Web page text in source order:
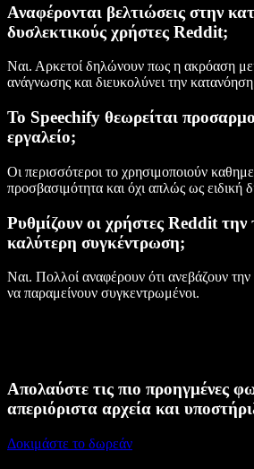
Αναφέρονται βελτιώσεις στην
δυσλεκτικούς χρήστες Reddit;
Ναι. Αρκετοί δηλώνουν πως η ακρόαση
ανάγνωσης και διευκολύνει την
Το Speechify θεωρείται
εργαλείο;
Οι περισσότεροι το χρησιμοποιούν
προσβασιμότητα και όχι απλώς ως ειδική
Ρυθμίζουν οι χρήστες Reddit την
καλύτερη συγκέντρωση;
Ναι. Πολλοί αναφέρουν ότι ανεβάζουν την
να παραμείνουν συγκεντρωμένοι.
Απολαύστε τις πιο προηγμένες
απεριόριστα αρχεία και
Δοκιμάστε το δωρεάν